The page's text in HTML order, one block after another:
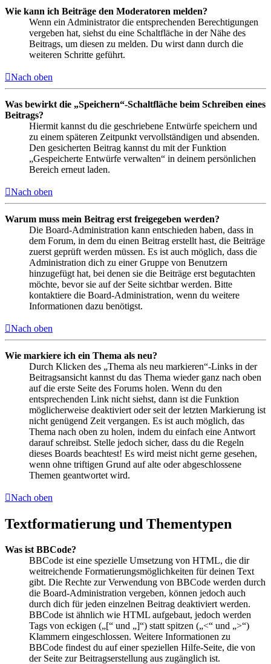
Wie kann ich Beiträge den Moderatoren melden?
Wenn ein Administrator die entsprechenden Berechtigungen
vergeben hat, siehst du eine Schaltfläche in der Nähe des
Beitrags, um diesen zu melden. Du wirst dann durch die
weiteren Schritte geführt.
Nach oben
Was bewirkt die „Speichern“-Schaltfläche beim Schreiben eines
Beitrags?
Hiermit kannst du die geschriebene Entwürfe speichern und
zu einem späteren Zeitpunkt vervollständigen und absenden.
Den gesicherten Beitrag kannst du mit der Funktion
„Gespeicherte Entwürfe verwalten“ in deinem persönlichen
Bereich erneut laden.
Nach oben
Warum muss mein Beitrag erst freigegeben werden?
Die Board-Administration kann entschieden haben, dass in
dem Forum, in dem du einen Beitrag erstellt hast, die Beiträge
zuerst geprüft werden müssen. Es ist auch möglich, dass die
Administration dich zu einer Gruppe von Benutzern
hinzugefügt hat, bei denen sie die Beiträge erst begutachten
möchte, bevor sie auf der Seite sichtbar werden. Bitte
kontaktiere die Board-Administration, wenn du weitere
Informationen dazu benötigst.
Nach oben
Wie markiere ich ein Thema als neu?
Durch Klicken des „Thema als neu markieren“-Links in der
Beitragsansicht kannst du das Thema wieder ganz nach oben
auf die erste Seite des Forums holen. Wenn du den
entsprechenden Link nicht siehst, dann ist die Funktion
möglicherweise deaktiviert oder seit der letzten Markierung ist
nicht genügend Zeit vergangen. Es ist auch möglich, das
Thema nach oben zu holen, indem du einfach eine Antwort
darauf schreibst. Stelle jedoch sicher, dass du die Regeln
dieses Boards beachtest! Es wird meist nicht gerne gesehen,
wenn ohne triftigen Grund auf alte oder abgeschlossene
Themen geantwortet wird.
Nach oben
Textformatierung und Thementypen
Was ist BBCode?
BBCode ist eine spezielle Umsetzung von HTML, die dir
weitreichende Formatierungsmöglichkeiten für deinen Text
gibt. Die Rechte zur Verwendung von BBCode werden durch
die Board-Administration vergeben, können jedoch auch
durch dich für jeden einzelnen Beitrag deaktiviert werden.
BBCode ist ähnlich wie HTML aufgebaut, jedoch werden
Tags von eckigen („[“ und „]“) statt spitzen („<“ und „>“)
Klammern eingeschlossen. Weitere Informationen zu
BBCode findest du auf einer speziellen Hilfe-Seite, die von
der Seite zur Beitragserstellung aus zugänglich ist.